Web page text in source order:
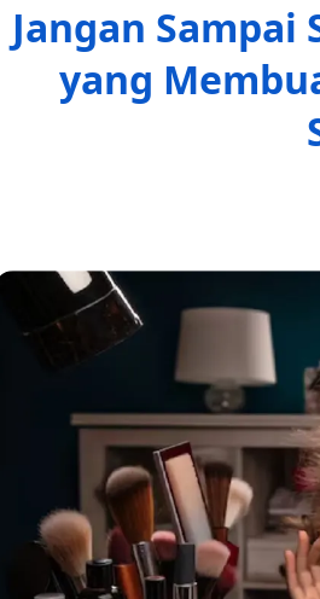
Jangan Sampai
yang